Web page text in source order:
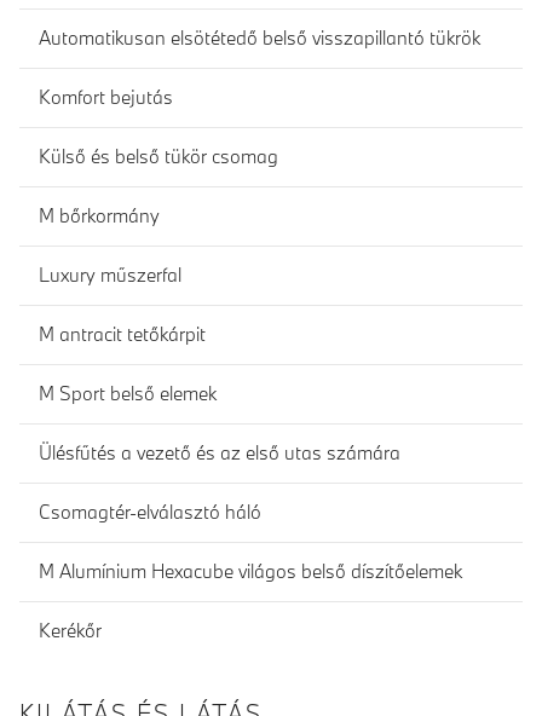
Automatikusan elsötétedő belső visszapillantó tükrök
Komfort bejutás
Külső és belső tükör csomag
M bőrkormány
Luxury műszerfal
M antracit tetőkárpit
M Sport belső elemek
Ülésfűtés a vezető és az első utas számára
Csomagtér-elválasztó háló
M Alumínium Hexacube világos belső díszítőelemek
Kerékőr